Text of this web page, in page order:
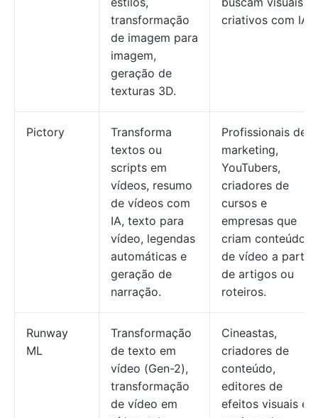
transformação
de imagem para
imagem,
geração de
texturas 3D.
criativos com IA.
Pictory
Transforma
textos ou
scripts em
vídeos, resumo
de vídeos com
IA, texto para
vídeo, legendas
automáticas e
geração de
narração.
Profissionais de
marketing,
YouTubers,
criadores de
cursos e
empresas que
criam conteúdo
de vídeo a partir
de artigos ou
roteiros.
Runway
ML
Transformação
de texto em
vídeo (Gen-2),
transformação
de vídeo em
Cineastas,
criadores de
conteúdo,
editores de
efeitos visuais e